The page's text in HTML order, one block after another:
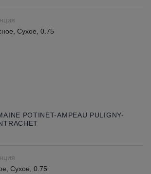
Сухое, 0.75
POTINET-AMPEAU PULIGNY-
Сухое, 0.75